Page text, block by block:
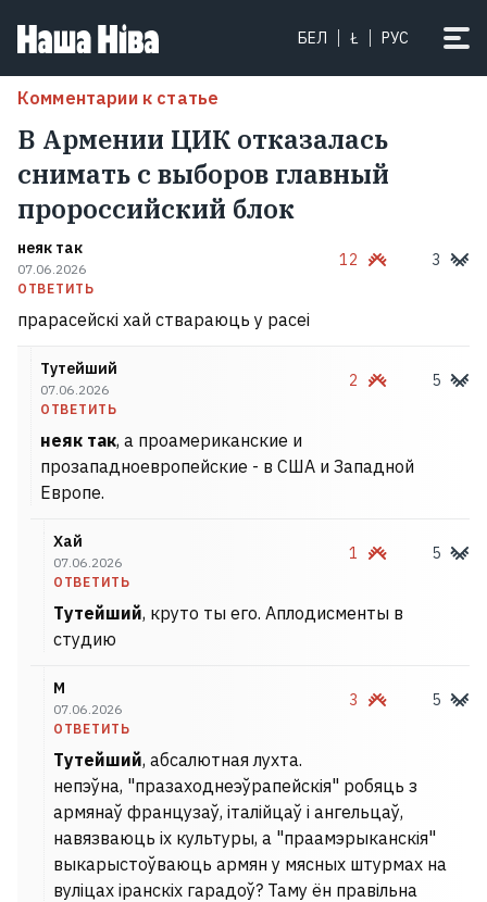
БЕЛ Ł РУС
Комментарии к статье
В Армении ЦИК отказалась
снимать с выборов главный
пророссийский блок
неяк так
07.06.2026
ОТВЕТИТЬ
12 3
прарасейскі хай ствараюць у расеі
Тутейший
07.06.2026
ОТВЕТИТЬ
2 5
неяк так, а проамериканские и
прозападноевропейские - в США и Западной
Европе.
Хай
07.06.2026
ОТВЕТИТЬ
1 5
Тутейший, круто ты его. Аплодисменты в
студию
М
07.06.2026
ОТВЕТИТЬ
3 5
Тутейший, абсалютная лухта.
непэўна, "празаходнеэўрапейскія" робяць з
армянаў французаў, італійцаў і ангельцаў,
навязваюць іх культуры, а "праамэрыканскія"
выкарыстоўваюць армян у мясных штурмах на
вуліцах іранскіх гарадоў? Таму ён правільна